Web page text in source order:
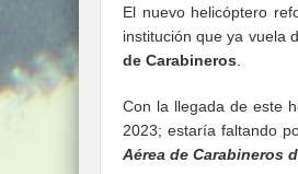
El nuevo helicóptero
institución que ya vuela
de Carabineros.
Con la llegada de este
2023; estaría faltando
Aérea de Carabineros